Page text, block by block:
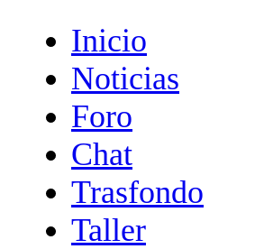
Inicio
Noticias
Foro
Chat
Trasfondo
Taller